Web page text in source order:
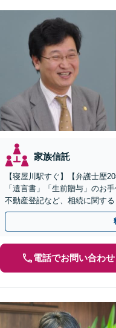
家族信託
【寝屋川駅すぐ】【弁護士歴
「遺言書」「生前贈与」のお
不動産登記など、相続に関す
心がけます。【初回相談無料
電話でお問い合わせ